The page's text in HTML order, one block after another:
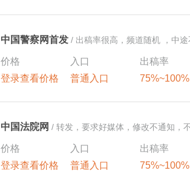
中国警察网首发 / 出稿率很高，频道随机 ，中
效不包
价格
登录查看价格
入口
普通入口
出稿率
75%~100%
中国法院网 / 转发，要求好媒体，修改不通知，
价格
登录查看价格
入口
普通入口
出稿率
75%~100%